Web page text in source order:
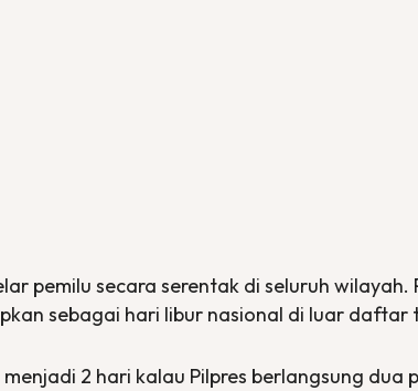
pemilu secara serentak di seluruh wilayah.
sebagai hari libur nasional di luar daftar
2 hari kalau Pilpres berlangsung dua